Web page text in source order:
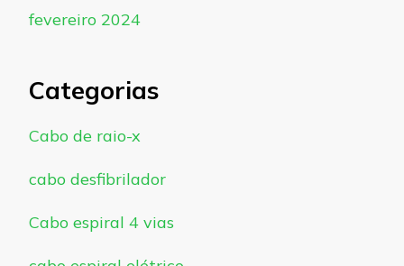
fevereiro 2024
Categorias
Cabo de raio-x
cabo desfibrilador
Cabo espiral 4 vias